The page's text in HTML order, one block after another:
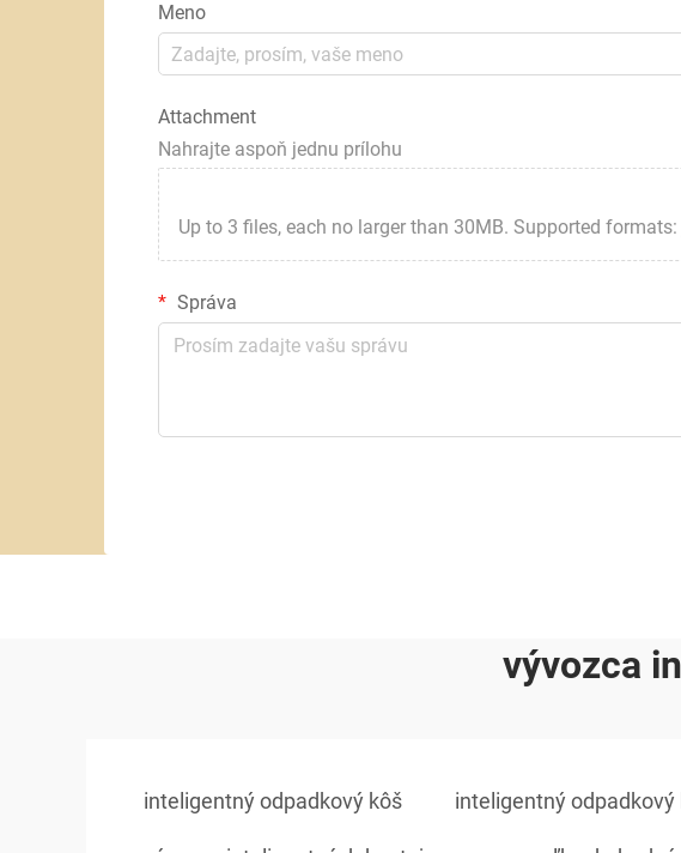
Meno
Attachment
Nahrajte aspoň jednu prílohu
Up to 3 files, each no larger than 30MB. Supported
Správa
vývozca
inteligentný odpadkový kôš inteligentný odpadkový